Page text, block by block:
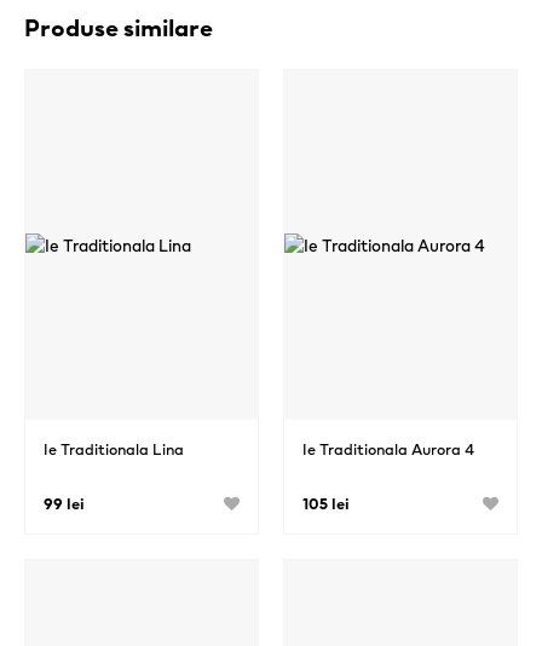
Produse similare
Ie Traditionala Lina
99 lei
Ie Traditionala Aurora 4
105 lei